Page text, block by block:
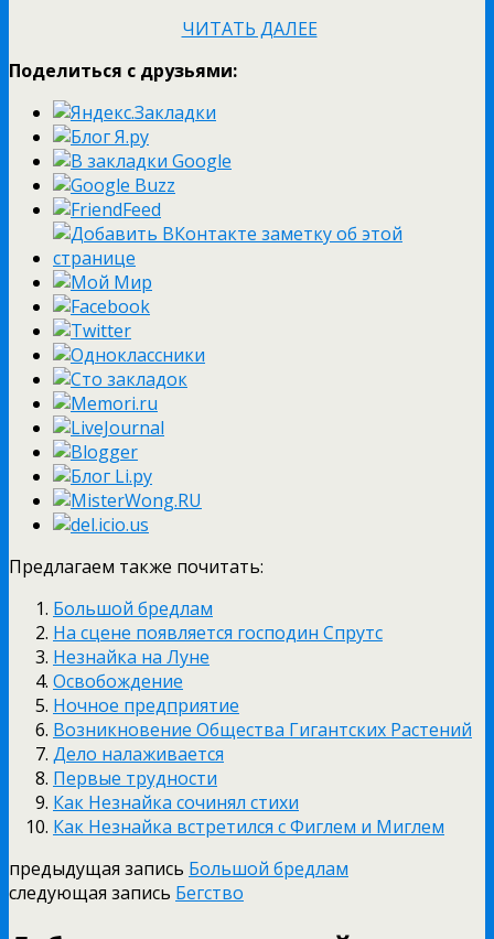
ЧИТАТЬ ДАЛЕЕ
Поделиться с друзьями:
Предлагаем также почитать:
Большой бредлам
На сцене появляется господин Спрутс
Незнайка на Луне
Освобождение
Ночное предприятие
Возникновение Общества Гигантских Растений
Дело налаживается
Первые трудности
Как Незнайка сочинял стихи
Как Незнайка встретился с Фиглем и Миглем
предыдущая запись Большой бредлам
следующая запись Бегство